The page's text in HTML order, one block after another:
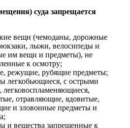
суда запрещается
вещи (чемоданы, дорожные
лыжи, велосипеды и
им вещи и предметы), не
к осмотру;
режущие, рубящие предметы;
легкобьющиеся, с острыми
легковоспламеняющиеся,
отравляющие, ядовитые,
и зловонные предметы и
и вещества запрещенные к